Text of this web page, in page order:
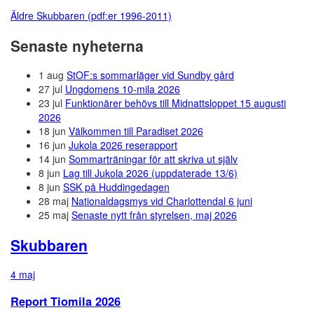
Äldre Skubbaren (pdf:er 1996-2011)
Senaste nyheterna
1 aug StOF:s sommarläger vid Sundby gård
27 jul Ungdomens 10-mila 2026
23 jul Funktionärer behövs till Midnattsloppet 15 augusti
2026
18 jun Välkommen till Paradiset 2026
16 jun Jukola 2026 reserapport
14 jun Sommarträningar för att skriva ut själv
8 jun Lag till Jukola 2026 (uppdaterade 13/6)
8 jun SSK på Huddingedagen
28 maj Nationaldagsmys vid Charlottendal 6 juni
25 maj Senaste nytt från styrelsen, maj 2026
Skubbaren
4 maj
Report Tiomila 2026